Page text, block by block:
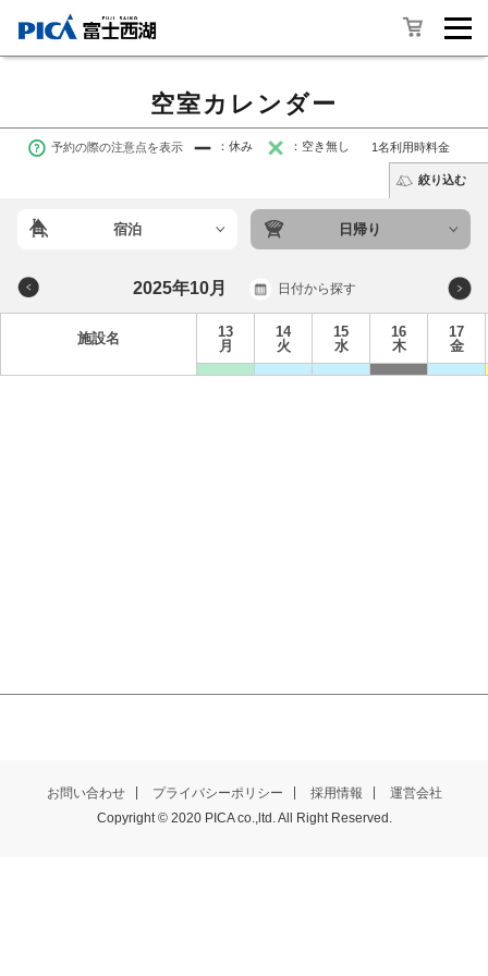
空室カレンダー
宿泊 日帰り
予約の際の注意点を表示 ：休み ：空き無し 1名利用時料金
絞り込む
2025年10月 日付から探す
施設名
13
月
14
火
15
水
16
木
17
金
お問い合わせ プライバシーポリシー 採用情報 運営会社
Copyright © 2020 PICA co.,ltd. All Right Reserved.